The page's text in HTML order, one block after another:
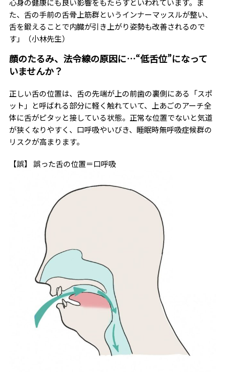
心身の健康にも良い影響をもたらすといわれています。ま
た、舌の手前の舌骨上筋群というインナーマッスルが整い、
舌を鍛えることで内臓が引き上がり姿勢も改善されるので
す」（小林先生）
顔のたるみ、法令線の原因に…“低舌位”になって
いませんか？
正しい舌の位置は、舌の先端が上の前歯の裏側にある「スポ
ット」と呼ばれる部分に軽く触れていて、上あごのアーチ全
体に舌がピタッと接している状態。正常な位置でないと気道
が狭くなりやすく、口呼吸やいびき、睡眠時無呼吸症候群の
リスクが高まります。
【誤】 誤った舌の位置＝口呼吸